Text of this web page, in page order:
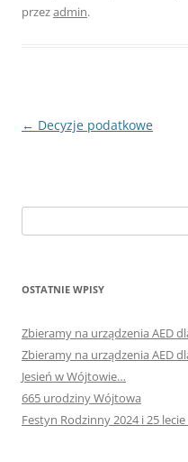
przezadmin.
Nawigacja
← Decyzje podatkowe
OSTATNIE WPISY
Zbieramy na urządzenia AED
Zbieramy na urządzenia AED
Jesień w Wójtowie…
665 urodziny Wójtowa
Festyn Rodzinny 2024 i 25